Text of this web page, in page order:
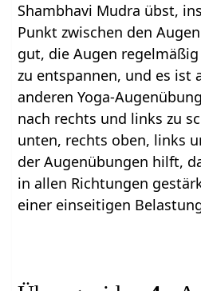
Shambhavi Mudra übst,
Punkt zwischen den
gut, die Augen
zu entspannen, und es ist
anderen Yoga-
nach rechts und links zu
unten, rechts oben, links
der Augenübungen hilft,
in allen Richtungen
einer einseitigen